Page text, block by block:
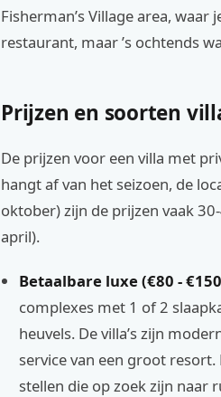
Fisherman’s Village area, waar
restaurant, maar ’s ochtends
Prijzen en soorten
De prijzen voor een villa met
hangt af van het seizoen, de
oktober) zijn de prijzen vaak
april).
Betaalbare luxe (€80 -
complexes met 1 of 2
heuvels. De villa’s zijn
service van een groot
stellen die op zoek zijn naar